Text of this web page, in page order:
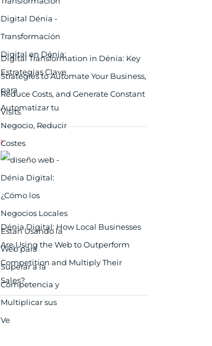
Digital Transformation in Dénia: Key
Strategies to Automate Your Business,
Reduce Costs, and Generate Constant
Visits
Dénia Digital: How Local Businesses
Are Using the Web to Outperform
Competition and Multiply Their
Sales?